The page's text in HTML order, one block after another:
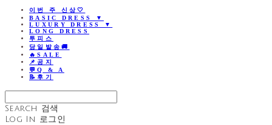
이번 주 신상🤍
BASIC DRESS ▼
LUXURY DRESS ▼
LONG DRESS
투피스
당일발송🚚
🔥SALE
📌공지
💬Q & A
📝후기
Search 검색
Log In 로그인